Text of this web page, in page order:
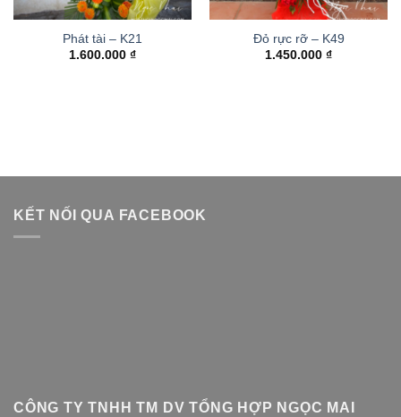
Phát tài – K21
1.600.000 ₫
Đỏ rực rỡ – K49
1.450.000 ₫
KẾT NỐI QUA FACEBOOK
CÔNG TY TNHH TM DV TỔNG HỢP NGỌC MAI